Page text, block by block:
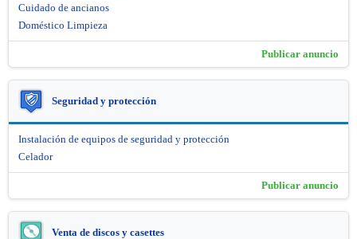
Cuidado de ancianos
Doméstico Limpieza
Publicar anuncio
Seguridad y protección
Instalación de equipos de seguridad y protección
Celador
Publicar anuncio
Venta de discos y casettes